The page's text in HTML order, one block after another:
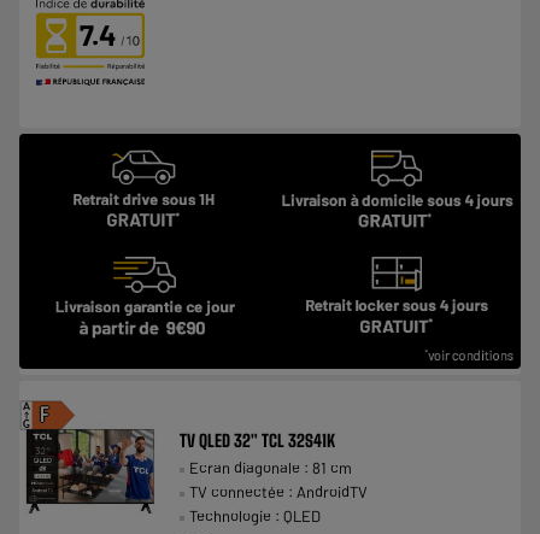
7.4
F
A
G
TV QLED 32" TCL 32S41K
Ecran diagonale : 81 cm
TV connectée : AndroidTV
Technologie : QLED